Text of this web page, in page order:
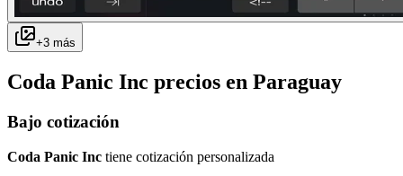
+3 más
Coda Panic Inc precios en Paraguay
Bajo cotización
Coda Panic Inc tiene cotización personalizada